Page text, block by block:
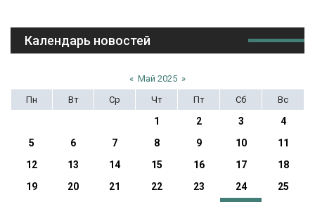
Календарь новостей
« Май 2025 »
Пн
Вт Ср Чт Пт Сб Вс
1 2 3
4
5
6 7 8 9 10
11
12
13 14 15 16 17
18
19
20 21 22 23 24
25